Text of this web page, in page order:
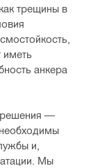
трещины в
иметь
анкера
—
и,
Мы